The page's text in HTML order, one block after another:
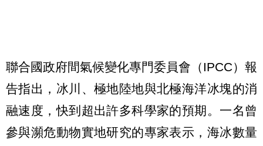
聯合國政府間氣候變化專門委員會（IPCC）報
告指出，冰川、極地陸地與北極海洋冰塊的消
融速度，快到超出許多科學家的預期。一名曾
參與瀕危動物實地研究的專家表示，海冰數量